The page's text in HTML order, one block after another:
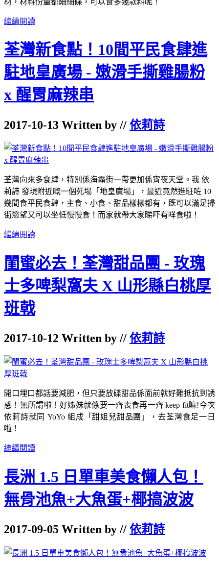
繼續閱讀
荃灣新食點！10間平民食肆進
駐地皇廣場 - 嫩滑手撕雞腸粉
x 醒胃麻辣串
2017-10-13 Written by // 依莉詩
荃灣向來多食肆，特別係海霸街一帶更加係宵夜天堂。我 依
莉詩 發現附近嘅一個死場「地皇廣場」，最近竟然進駐咗 10
幾間食平民食肆，主食、小食、甜品樣樣都有，既可以滿足掃
街慾望又可以坐低慢慢食！而家就帶大家睇吓有咩食啦！
繼續閱讀
閨蜜必去！荃灣甜品團 - 玫瑰
士多啤梨窩夫 X 山形縣白桃厚
班戟
2017-10-12 Written by // 依莉詩
開口埋口都話要減肥，但只要放碟甜品係面前就好難抵抗到誘
惑！無所謂啦！好姊妹就係要一齊喪食再一齊 keep fit嘛!今次
依莉詩就同 YoYo 組成「甜姐兒甜品團」，去荃灣食足一日
啦！
繼續閱讀
長洲 1.5 日單車美食懶人包！
無骨池魚+大魚蛋+椰搞波波
2017-09-05 Written by // 依莉詩